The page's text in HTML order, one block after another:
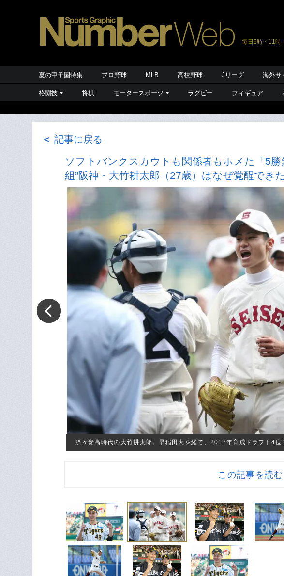
毎日6時・11時
夏の甲子園特集 プロ野球 MLB 高校野球 Jリーグ 海外サ
格闘技 将棋 モータースポーツ ラグビー フィギュア
＜ 記事に戻る
ソフトバンクスカウトも関係者もホメた「5勝
組”阪神・大竹耕太郎（27歳）はなぜ覚醒でき
済々黌高時代の大竹耕太郎。早稲田大を経て、2017年育成ドラフト4
この記事を読む